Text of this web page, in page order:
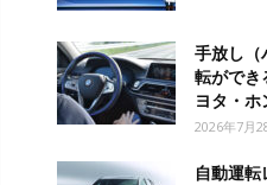
手放し（
転ができ
ヨタ・ホ
2026年7月
自動運転